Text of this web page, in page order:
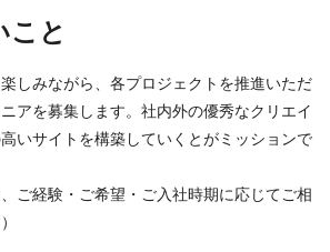
こと
しみながら、各プロジェクトを推進いただ
アを募集します。社内外の優秀なクリエイ
いサイトを構築していくとがミッションで
、ご経験・ご希望・ご入社時期に応じてご相